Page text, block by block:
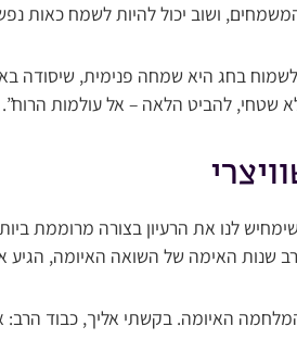
ושוב יכול להיות לשמח כאות
בחג היא שמחה פנימית, שיסודה
שטחי, להביט הלאה – אל עולמות הרוח”.
לנו את הרעיון בצורה מרוממת ביותר:
שנות האימה של השואה האיומה, הגיע
האיומה. בקשתי אליך, כבוד